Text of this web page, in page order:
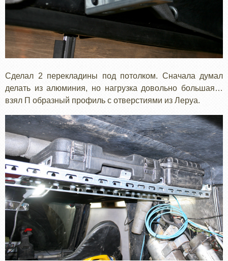
Сделал 2 перекладины под потолком. Сначала думал
делать из алюминия, но нагрузка довольно большая…
взял П образный профиль с отверстиями из Леруа.